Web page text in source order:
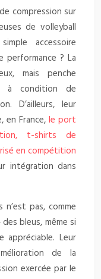
compression sur
de volleyball
accessoire
? La
mais penche
à condition de
D’ailleurs, leur
en France,le port
t-shirts de
en compétition
intégration dans
n’est pas, comme
bleus, même si
Leur
de la
exercée par le